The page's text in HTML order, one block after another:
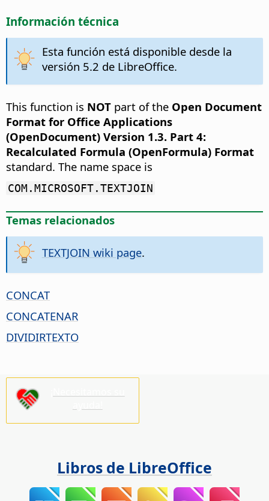
Información técnica
Esta función está disponible desde la
versión 5.2 de LibreOffice.
This function is NOT part of the Open Document
Format for Office Applications
(OpenDocument) Version 1.3. Part 4:
Recalculated Formula (OpenFormula) Format
standard. The name space is
COM.MICROSOFT.TEXTJOIN
Temas relacionados
TEXTJOIN wiki page.
CONCAT
CONCATENAR
DIVIDIRTEXTO
Libros de LibreOffice